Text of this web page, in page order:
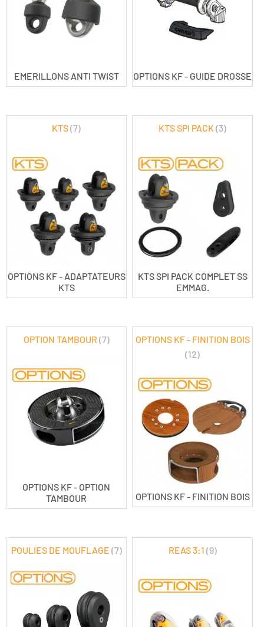
EMERILLONS ANTI TWIST OPTIONS KF - GUIDE DROSSE
OPTIONS KF - ADAPTATEURS
KTS
KTS(7)
KTS SPI PACK COMPLET SS
EMMAG.
KTS SPI PACK(3)
OPTIONS KF - OPTION
TAMBOUR
OPTION TAMBOUR (7)
OPTIONS KF - FINITION BOIS
OPTIONS KF - FINITION BOIS
(12)
POULIES DE MOUFLAGE (7) REAS 3:1 (9)